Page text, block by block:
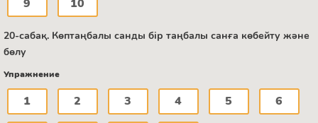
9 10
20-сабақ. Көптаңбалы санды бір таңбалы санға көбейту және
бөлу
Упражнение
1 2 3 4 5 6